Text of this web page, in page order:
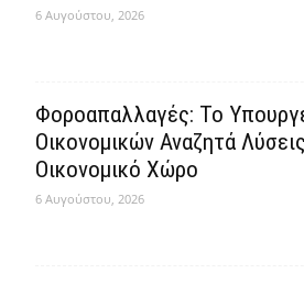
6 Αυγούστου, 2026
Φοροαπαλλαγές: Το
Οικονομικών Αναζητά
Οικονομικό Χώρο
6 Αυγούστου, 2026